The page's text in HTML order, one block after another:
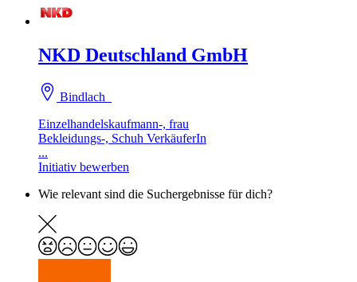
NKD Deutschland GmbH
Bindlach
Einzelhandelskaufmann-, frau
Bekleidungs-, Schuh VerkäuferIn
...
Initiativ bewerben
Wie relevant sind die Suchergebnisse für dich?